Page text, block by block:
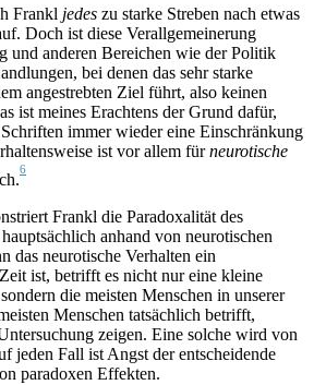
Frankl jedes zu starke Streben nach etwas
Doch ist diese Verallgemeinerung
und anderen Bereichen wie der Politik
bei denen das sehr starke
angestrebten Ziel führt, also keinen
ist meines Erachtens der Grund dafür,
immer wieder eine Einschränkung
ist vor allem fürneurotische
6
Frankl die Paradoxalität des
anhand von neurotischen
das neurotische Verhalten ein
ist, betrifft es nicht nur eine kleine
die meisten Menschen in unserer
Menschen tatsächlich betrifft,
zeigen. Eine solche wird von
jeden Fall ist Angst der entscheidende
paradoxen Effekten.